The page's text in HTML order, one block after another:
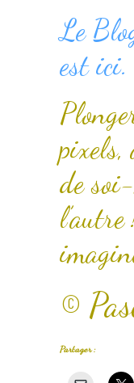
Le
est ici.
pixels,
de
©
Partager :